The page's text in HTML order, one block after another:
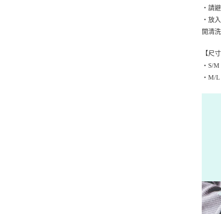
・請
・放
開清洗
【尺
・S/
・M/